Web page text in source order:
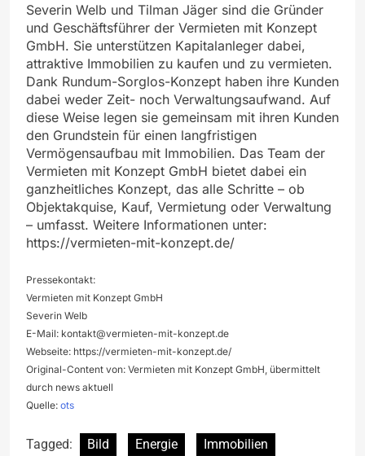
Severin Welb und Tilman Jäger sind die Gründer
und Geschäftsführer der Vermieten mit Konzept
GmbH. Sie unterstützen Kapitalanleger dabei,
attraktive Immobilien zu kaufen und zu vermieten.
Dank Rundum-Sorglos-Konzept haben ihre Kunden
dabei weder Zeit- noch Verwaltungsaufwand. Auf
diese Weise legen sie gemeinsam mit ihren Kunden
den Grundstein für einen langfristigen
Vermögensaufbau mit Immobilien. Das Team der
Vermieten mit Konzept GmbH bietet dabei ein
ganzheitliches Konzept, das alle Schritte – ob
Objektakquise, Kauf, Vermietung oder Verwaltung
– umfasst. Weitere Informationen unter:
https://vermieten-mit-konzept.de/
Pressekontakt:
Vermieten mit Konzept GmbH
Severin Welb
E-Mail: kontakt@vermieten-mit-konzept.de
Webseite: https://vermieten-mit-konzept.de/
Original-Content von: Vermieten mit Konzept GmbH, übermittelt
durch news aktuell
Quelle: ots
Tagged: Bild Energie Immobilien